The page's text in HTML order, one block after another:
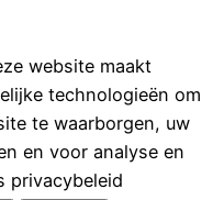
website maakt
technologieën om
te waarborgen, uw
en voor analyse en
privacybeleid